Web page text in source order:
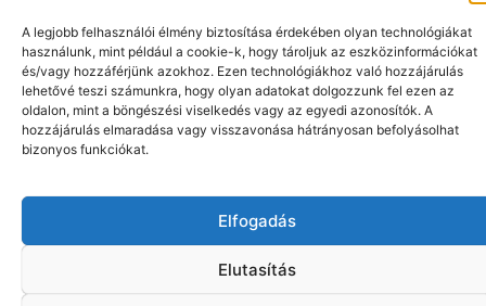
A legjobb felhasználói élmény biztosítása érdekében olyan technológiákat
használunk, mint például a cookie-k, hogy tároljuk az eszközinformációkat
és/vagy hozzáférjünk azokhoz. Ezen technológiákhoz való hozzájárulás
lehetővé teszi számunkra, hogy olyan adatokat dolgozzunk fel ezen az
oldalon, mint a böngészési viselkedés vagy az egyedi azonosítók. A
hozzájárulás elmaradása vagy visszavonása hátrányosan befolyásolhat
bizonyos funkciókat.
Elfogadás
Elutasítás